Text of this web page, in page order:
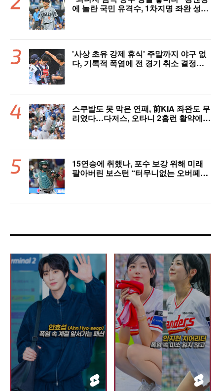
에 놀란 국민 유격수, 1차지명 좌완 성장
'사상 초유 강제 휴식' 주말까지 야구 없
다, 기록적 폭염에 전 경기 취소 결정…1
스쿠발도 못 막은 연패, 前KIA 좌완도 무
리였다…다저스, 오타니 2홈런 활약에도
15연승에 취했나, 포수 보강 위해 미래
팔아버린 보스턴 “터무니없는 오버페